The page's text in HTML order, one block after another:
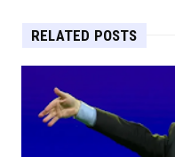
RELATED POSTS